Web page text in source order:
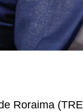
Roraima